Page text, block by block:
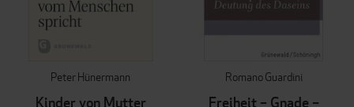
Peter Hünermann
Kinder von Mutter
Romano Guardini
Freiheit – Gnade –